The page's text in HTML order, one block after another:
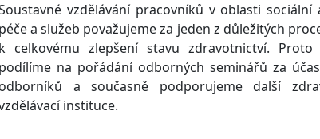
vzdělávání pracovníků v oblasti sociální
péče a služeb považujeme za jeden z důležitých
k celkovému zlepšení stavu zdravotnictví.
podílíme na pořádání odborných seminářů za
odborníků a současně podporujeme další
instituce.